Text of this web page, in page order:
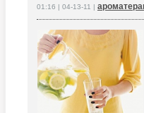
01:16 | 04-13-11 |